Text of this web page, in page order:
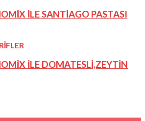
İLE SANTİAGO PASTASI
İLE DOMATESLİ,ZEYTİN